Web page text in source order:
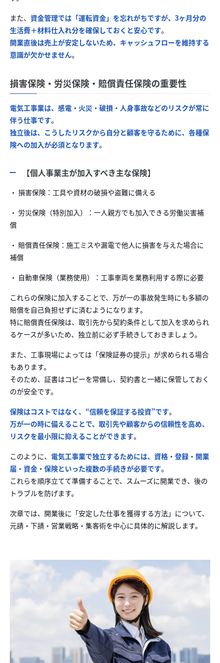
また、 資金管理では「運転資金」を忘れがちですが、3ヶ月分の
生活費＋材料仕入れ分を確保しておくと安心です。
開業直後は売上が安定しないため、キャッシュフローを維持する
意識が欠かせません。
損害保険・労災保険・賠償責任保険の重要性
電気工事業は、感電・火災・破損・人身事故などのリスクが常に
伴う仕事です。
独立後は、こうしたリスクから自分と顧客を守るために、各種保
険への加入が必須となります。
【個人事業主が加入すべき主な保険】
・ 損害保険：工具や資材の破損や盗難に備える
・ 労災保険（特別加入）：一人親方でも加入できる労働災害補
償
・ 賠償責任保険：施工ミスや漏電で他人に損害を与えた場合に
補償
・ 自動車保険（業務使用）：工事車両を業務利用する際に必要
これらの保険に加入することで、万が一の事故発生時にも多額の
賠償を自己負担せずに済むようになります。
特に賠償責任保険は、取引先から契約条件として加入を求められ
るケースが多いため、独立前に必ず手続きしておきましょう。
また、工事現場によっては「保険証券の提示」が求められる場合
もあります。
そのため、証書はコピーを常備し、契約書と一緒に保管しておく
のが安全です。
保険はコストではなく、“信頼を保証する投資”です。
万が一の時に備えることで、取引先や顧客からの信頼性を高め、
リスクを最小限に抑えることができます。
このように、 電気工事業で独立するためには、資格・登録・開業
届・資金・保険といった複数の手続きが必要です。
これらを順序立てて準備することで、スムーズに開業でき、後の
トラブルを防げます。
次章では、開業後に「安定した仕事を獲得する方法」について、
元請・下請・営業戦略・集客術を中心に具体的に解説します。